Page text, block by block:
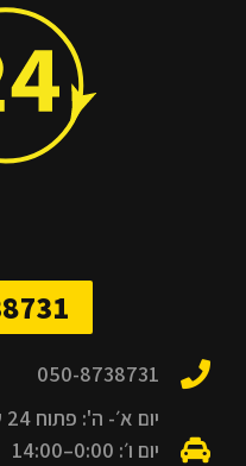
050-8738731
יום א׳- ה': פתוח 24 שעות
יום ו׳: 0:00–14:00